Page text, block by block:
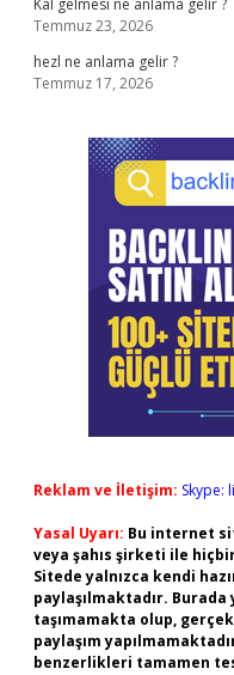
Kal gelmesi ne anlama gelir ?
Temmuz 23, 2026
hezl ne anlama gelir ?
Temmuz 17, 2026
Reklam ve İletişim: Skype:
Yasal Uyarı: Bu internet
veya şahıs şirketi ile
Sitede yalnızca kendi
paylaşılmaktadır.
taşımamakta olup,
paylaşım
benzerlikleri tamamen